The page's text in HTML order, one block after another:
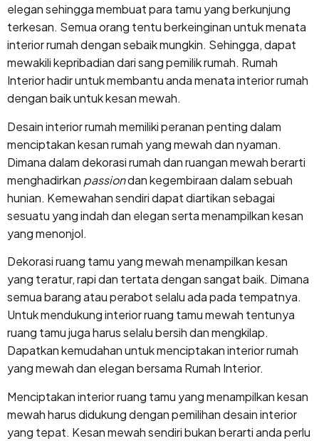
elegan sehingga membuat para tamu yang berkunjung
terkesan. Semua orang tentu berkeinginan untuk menata
interior rumah dengan sebaik mungkin. Sehingga, dapat
mewakili kepribadian dari sang pemilik rumah. Rumah
Interior hadir untuk membantu anda menata interior rumah
dengan baik untuk kesan mewah.
Desain interior rumah memiliki peranan penting dalam
menciptakan kesan rumah yang mewah dan nyaman.
Dimana dalam dekorasi rumah dan ruangan mewah berarti
menghadirkan passiondan kegembiraan dalam sebuah
hunian. Kemewahan sendiri dapat diartikan sebagai
sesuatu yang indah dan elegan serta menampilkan kesan
yang menonjol.
Dekorasi ruang tamu yang mewah menampilkan kesan
yang teratur, rapi dan tertata dengan sangat baik. Dimana
semua barang atau perabot selalu ada pada tempatnya.
Untuk mendukung interior ruang tamu mewah tentunya
ruang tamu juga harus selalu bersih dan mengkilap.
Dapatkan kemudahan untuk menciptakan interior rumah
yang mewah dan elegan bersama Rumah Interior.
Menciptakan interior ruang tamu yang menampilkan kesan
mewah harus didukung dengan pemilihan desain interior
yang tepat. Kesan mewah sendiri bukan berarti anda perlu